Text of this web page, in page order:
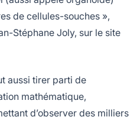
de cellules-souches »,
Stéphane Joly, sur le site
aussi tirer parti de
mathématique,
d’observer des milliers